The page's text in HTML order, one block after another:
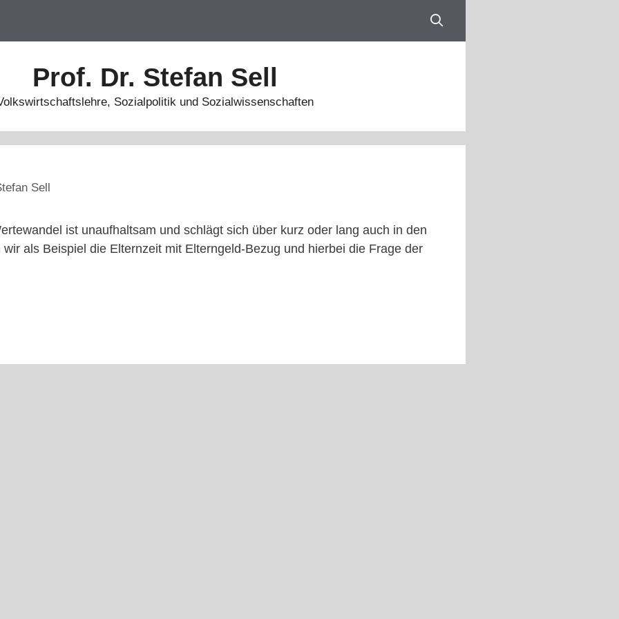
Prof. Dr. Stefan Sell
Sozialpolitik und Sozialwissenschaften
Sell
ist unaufhaltsam und schlägt sich über kurz oder lang auch in den
als Beispiel die Elternzeit mit Elterngeld-Bezug und hierbei die Frage der